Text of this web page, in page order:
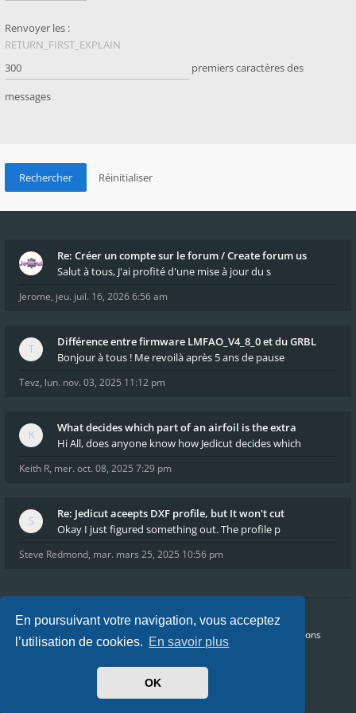
En poursuivant votre navigation, vous acceptez
l’utilisation de cookies. En savoir plus
OK
Renvoyer les :
RETURN_FIRST_EXPLAIN
premiers caractères des
messages
Re: Créer un compte sur le forum / Create forum us
Salut à tous, J'ai profité d'une mise à jour du s
Jerome, jeu. juil. 16, 2026 6:56 am
Différence entre firmware LMFAO_V4_8_0 et du GRBL
Bonjour à tous ! Me revoilà après 5 ans de pause
Tevz, lun. nov. 03, 2025 11:12 pm
What decides which part of an airfoil is the extra
Hi All, does anyone know how Jedicut decides which
Keith R, mer. oct. 08, 2025 7:29 pm
Re: Jedicut aceepts DXF profile, but It won't cut
Okay I just figured something out. The profile p
Steve Redmond, mar. mars 25, 2025 10:56 pm
Accueil Index du forum Confidentialité
Conditions
Nous sommes le lun. août 10, 2026 4:42 am